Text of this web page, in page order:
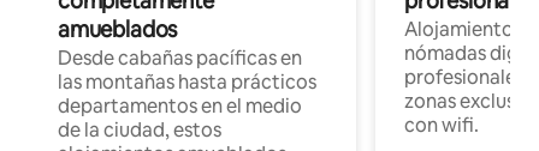
amueblados
Desde cabañas pacíficas en
las montañas hasta prácticos
departamentos en el medio
de la ciudad, estos
Alojamientos
nómadas
profesionales
zonas
con wifi.